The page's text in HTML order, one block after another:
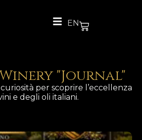
EN
"Journal"
per scoprire l’eccellenza
e degli oli italiani.